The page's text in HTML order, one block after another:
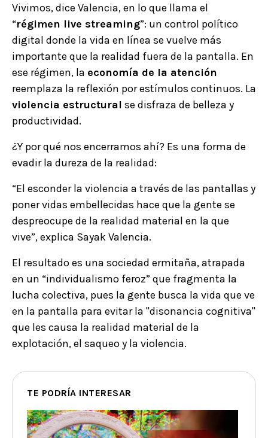
Vivimos, dice Valencia, en lo que llama el
“régimen live streaming”: un control político
digital donde la vida en línea se vuelve más
importante que la realidad fuera de la pantalla. En
ese régimen, la economía de la atención
reemplaza la reflexión por estímulos continuos. La
violencia estructural se disfraza de belleza y
productividad.
¿Y por qué nos encerramos ahí? Es una forma de
evadir la dureza de la realidad:
“El esconder la violencia a través de las pantallas y
poner vidas embellecidas hace que la gente se
despreocupe de la realidad material en la que
vive”, explica Sayak Valencia.
El resultado es una sociedad ermitaña, atrapada
en un “individualismo feroz” que fragmenta la
lucha colectiva, pues la gente busca la vida que ve
en la pantalla para evitar la "disonancia cognitiva"
que les causa la realidad material de la
explotación, el saqueo y la violencia.
TE PODRÍA INTERESAR